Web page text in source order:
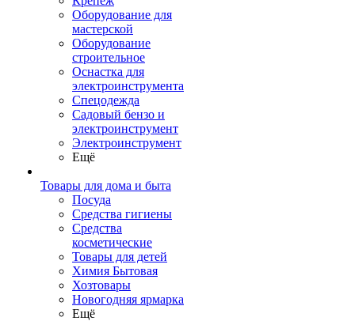
Оборудование для
мастерской
Оборудование
строительное
Оснастка для
электроинструмента
Спецодежда
Садовый бензо и
электроинструмент
Электроинструмент
Ещё
Товары для дома и быта
Посуда
Средства гигиены
Средства
косметические
Товары для детей
Химия Бытовая
Хозтовары
Новогодняя ярмарка
Ещё